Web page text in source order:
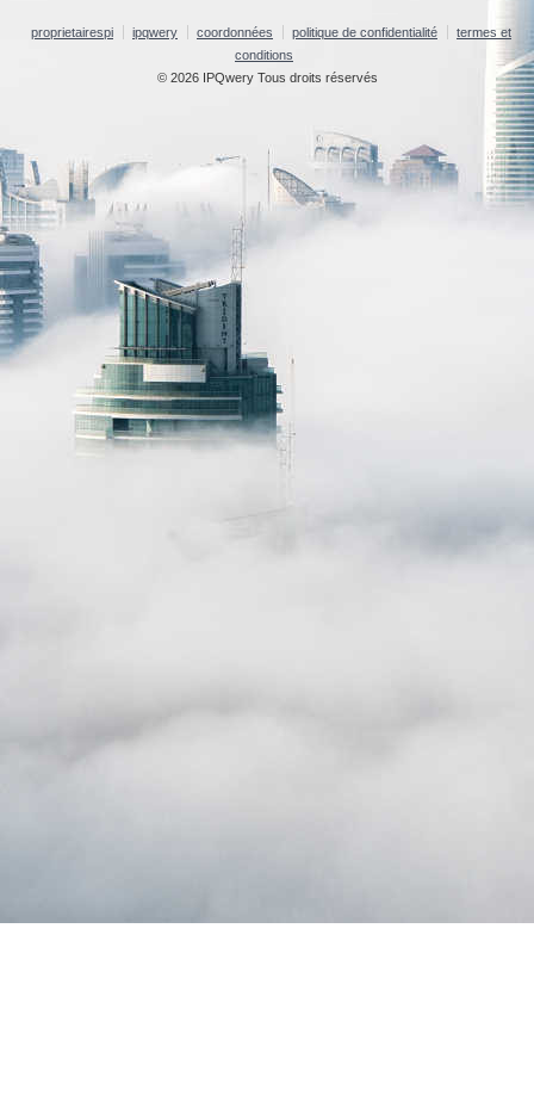
proprietairespi ipqwery coordonnées politique de confidentialité
termes et
conditions
© 2026 IPQwery Tous droits réservés